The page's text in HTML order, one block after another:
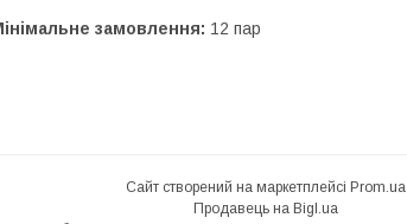
замовлення: 12 пар
Сайт створений на маркетплейсі Prom.ua
Продавець на Bigl.ua